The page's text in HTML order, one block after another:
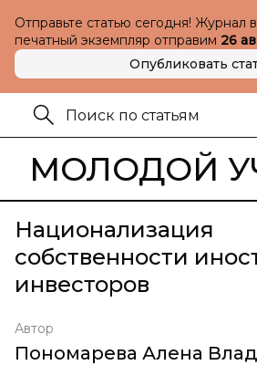
Отправьте статью сегодня! Журнал
печатный экземпляр отправим 26
Опубликовать
МОЛОДОЙ
Национализация
собственности
инвесторов
Автор
Пономарева Алена